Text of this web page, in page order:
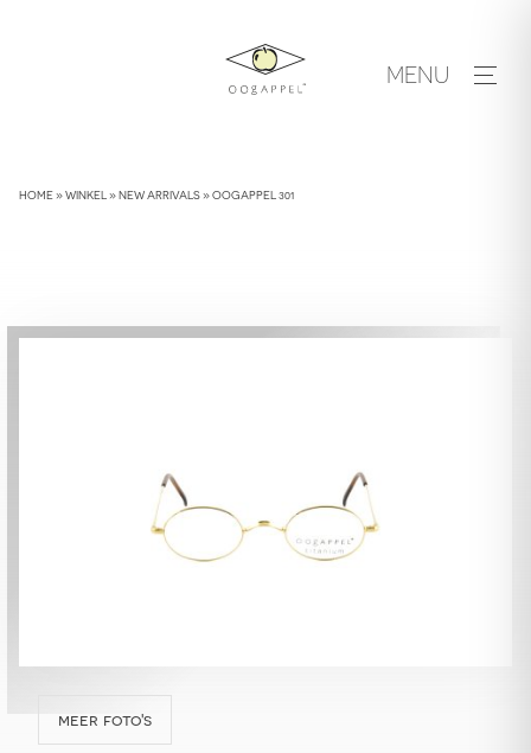
MENU
HOME»WINKEL »NEW ARRIVALS»OOGAPPEL 301
meer foto's